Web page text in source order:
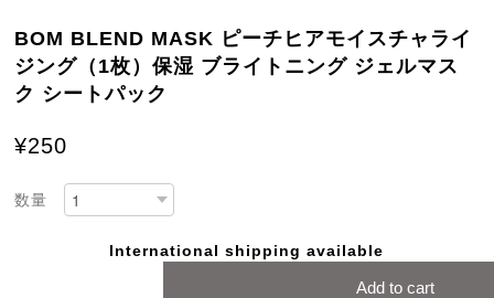
BOM BLEND MASK ピーチヒアモイスチャライ
ジング（1枚）保湿 ブライトニング ジェルマス
ク シートパック
¥250
数量
International shipping available
Add to cart